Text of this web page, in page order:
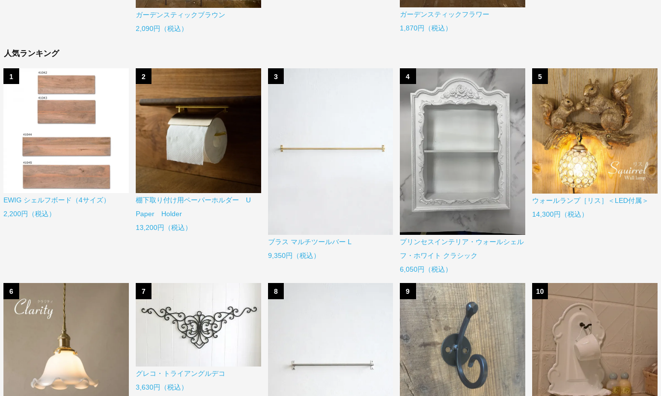
ガーデンスティックブラウン
2,090円（税込）
ガーデンスティックフラワー
1,870円（税込）
人気ランキング
1
EWIG シェルフボード（4サイズ）
2,200円（税込）
2
棚下取り付け用ペーパーホルダー U
Paper Holder
13,200円（税込）
3
ブラス マルチツールバー L
9,350円（税込）
4
プリンセスインテリア・ウォールシェル
フ・ホワイト クラシック
6,050円（税込）
5
ウォールランプ［リス］＜LED付属＞
14,300円（税込）
6 7
グレコ・トライアングルデコ
3,630円（税込）
8 9 10